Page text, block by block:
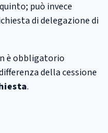
può invece
di delegazione di
è obbligatorio
della cessione
.